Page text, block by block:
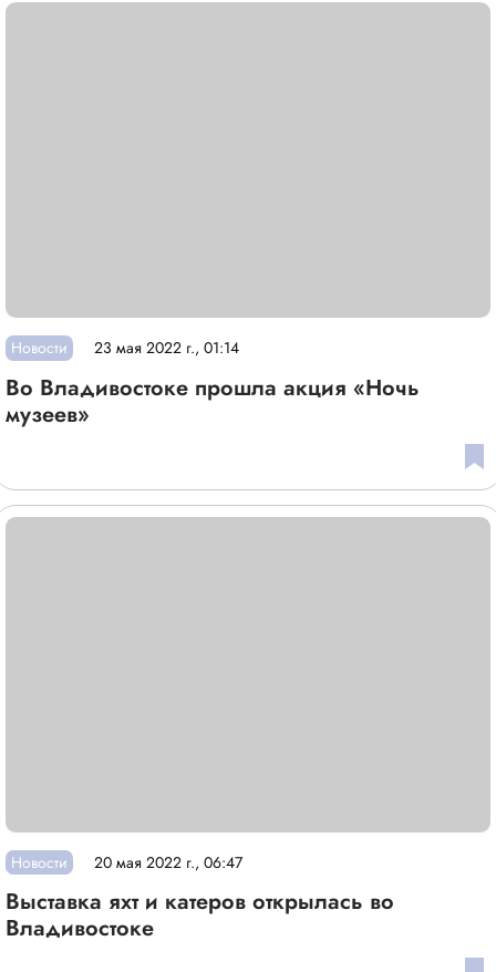
Новости 23 мая 2022 г., 01:14
Во Владивостоке прошла акция «Ночь
музеев»
Новости 20 мая 2022 г., 06:47
Выставка яхт и катеров открылась во
Владивостоке